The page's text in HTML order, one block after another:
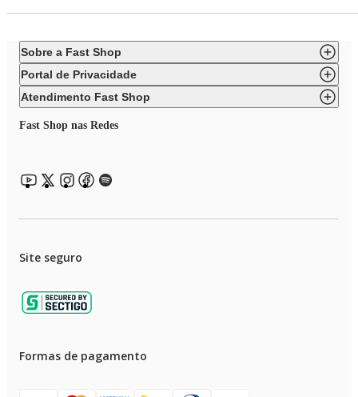
Sobre a Fast Shop
Portal de Privacidade
Atendimento Fast Shop
Fast Shop nas Redes
Site seguro
Formas de pagamento